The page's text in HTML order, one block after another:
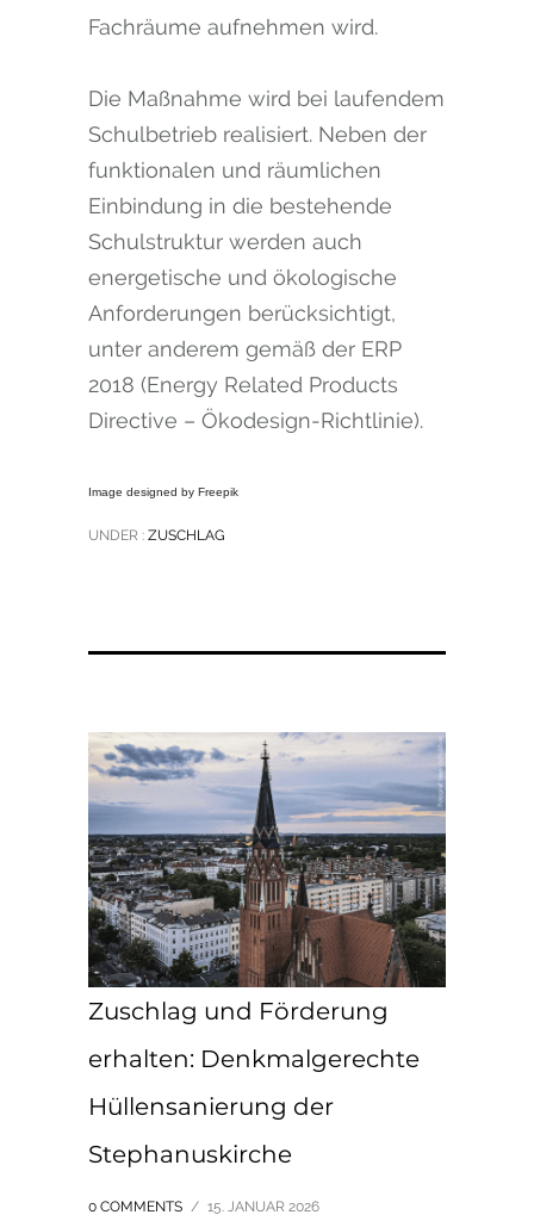
Fachräume aufnehmen wird.
Die Maßnahme wird bei laufendem
Schulbetrieb realisiert. Neben der
funktionalen und räumlichen
Einbindung in die bestehende
Schulstruktur werden auch
energetische und ökologische
Anforderungen berücksichtigt,
unter anderem gemäß der ERP
2018 (Energy Related Products
Directive – Ökodesign-Richtlinie).
Image designed by Freepik
UNDER : ZUSCHLAG
Zuschlag und Förderung
erhalten: Denkmalgerechte
Hüllensanierung der
Stephanuskirche
0 COMMENTS / 15. JANUAR 2026